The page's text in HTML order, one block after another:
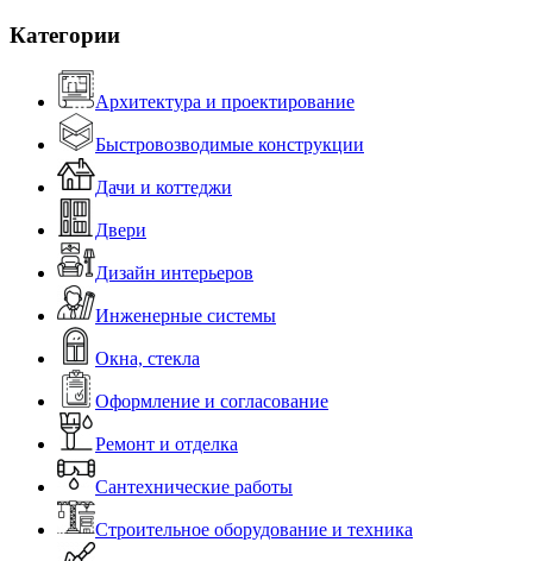
Категории
Архитектура и проектирование
Быстровозводимые конструкции
Дачи и коттеджи
Двери
Дизайн интерьеров
Инженерные системы
Окна, стекла
Оформление и согласование
Ремонт и отделка
Сантехнические работы
Строительное оборудование и техника